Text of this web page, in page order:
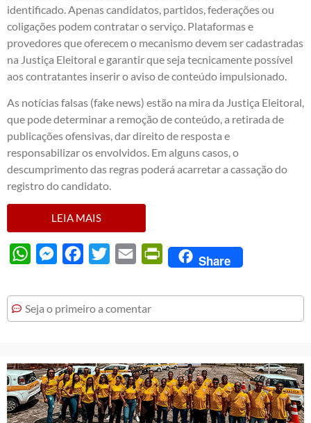
identificado. Apenas candidatos, partidos, federações ou
coligações podem contratar o serviço. Plataformas e
provedores que oferecem o mecanismo devem ser cadastradas
na Justiça Eleitoral e garantir que seja tecnicamente possível
aos contratantes inserir o aviso de conteúdo impulsionado.
As notícias falsas (fake news) estão na mira da Justiça Eleitoral,
que pode determinar a remoção de conteúdo, a retirada de
publicações ofensivas, dar direito de resposta e
responsabilizar os envolvidos. Em alguns casos, o
descumprimento das regras poderá acarretar a cassação do
registro do candidato.
LEIA MAIS
WhatsAppMessengerFacebook
Twitter Email PrintFriendly
Share
Seja o primeiro a comentar